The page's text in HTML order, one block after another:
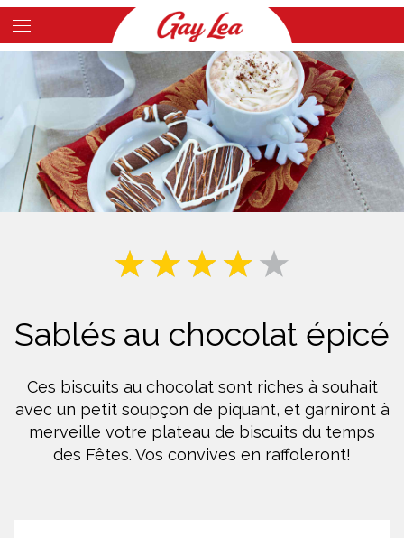
Skip
to
content
Main
Content
Sablés au chocolat épicé
Ces biscuits au chocolat sont riches à souhait
avec un petit soupçon de piquant, et garniront à
merveille votre plateau de biscuits du temps
des Fêtes. Vos convives en raffoleront!